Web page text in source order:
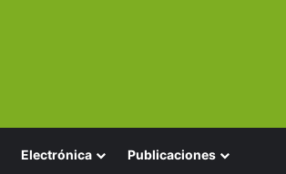
Electrónica Publicaciones